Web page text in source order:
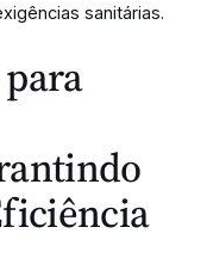
sanitárias.